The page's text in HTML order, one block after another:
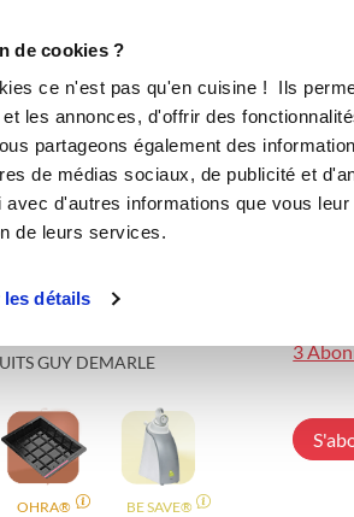
de cookies ?
ce n'est pas qu'en cuisine ! Ils
les annonces, d'offrir des
partageons également des
de médias sociaux, de publicité et
avec d'autres informations que vous
de leurs services.
détails
GUY DEMARLE
OHRA® BE SAVE®
3